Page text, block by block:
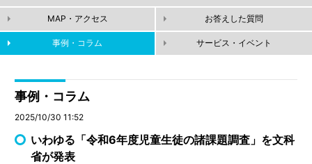
MAP・アクセス お答えした質問
事例・コラム サービス・イベント
事例・コラム
2025/10/30 11:52
いわゆる「令和6年度児童生徒の諸課題調査」を文科
省が発表